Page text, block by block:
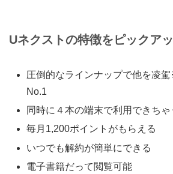
Uネクストの特徴をピックア
圧倒的なラインナップで他を凌
No.1
同時に４本の端末で利用できちゃ
毎月1,200ポイントがもらえる
いつでも解約が簡単にできる
電子書籍だって閲覧可能